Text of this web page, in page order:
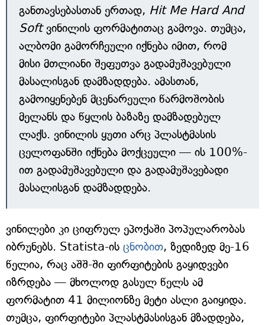
განთავსებასთან ერთად, Hit Me Hard And
Softვინილის ფორმატითაც გამოვა. თუმცა,
ალბომი გამორჩეული იქნება იმით, რომ
მისი მთლიანი შეფუთვა გადამუშავებული
მასალისგან დამზადდება. ამასთან,
გამოიყენებენ მცენარეული წარმოშობის
მელანს და წყლის ბაზაზე დამზადებულ
ლაქს. ვინილის ყუთი არც პლასტმასის
ცელოფანში იქნება მოქცეული — ის 100%-
ით გადამუშავებული და გადამუშავებადი
მასალისგან დამზადდება.
ვინილები კი ციფრულ ეპოქაში პოპულარობას
იბრუნებს. Statista-ის ცნობით, ზედიზედ მე-16
წელია, რაც აშშ-ში ფირფიტების გაყიდვები
იზრდება — მხოლოდ გასულ წელს ამ
ფორმატით 41 მილიონზე მეტი ასლი გაიყიდა.
თუმცა, ფირფიტები პლასტმასისგან მზადდება,